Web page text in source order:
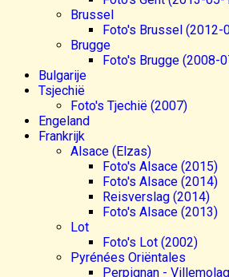
Brussel
Foto's Brussel (2012-
Brugge
Foto's Brugge (2008-
Bulgarije
Tsjechië
Foto's Tjechië (2007)
Engeland
Frankrijk
Alsace (Elzas)
Foto's Alsace (2015)
Foto's Alsace (2014)
Reisverslag (2014)
Foto's Alsace (2013)
Lot
Foto's Lot (2002)
Pyrénées Oriëntales
Perpignan -